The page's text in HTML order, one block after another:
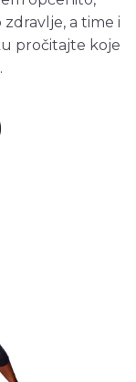
a time i
pročitajte koje